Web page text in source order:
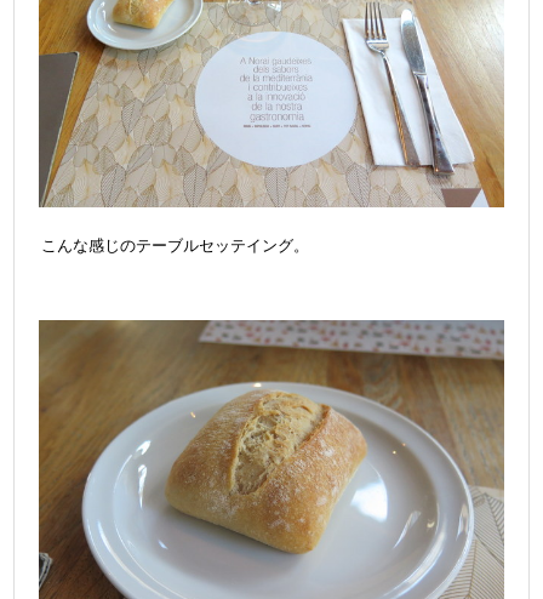
こんな感じのテーブルセッテイング。